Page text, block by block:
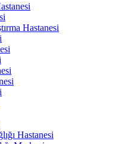
Hastanesi
Hastanesi